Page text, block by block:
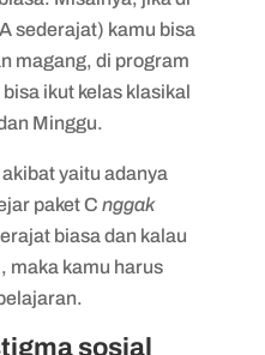
sederajat) kamu bisa
magang, di program
ikut kelas klasikal
Minggu.
yaitu adanya
paket C nggak
biasa dan kalau
maka kamu harus
sosial